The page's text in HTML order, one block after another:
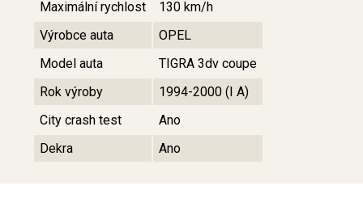
Maximální rychlost
130 km/h
Výrobce auta
OPEL
Model auta
TIGRA 3dv coupe
Rok výroby
1994-2000 (I A)
City crash test
Ano
Dekra
Ano